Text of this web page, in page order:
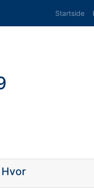
Startside
Hvor